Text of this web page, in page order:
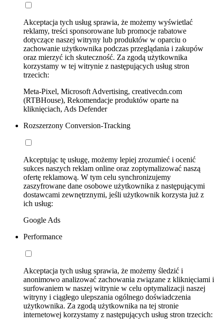
Akceptacja tych usług sprawia, że możemy wyświetlać
reklamy, treści sponsorowane lub promocje rabatowe
dotyczące naszej witryny lub produktów w oparciu o
zachowanie użytkownika podczas przeglądania i zakupów
oraz mierzyć ich skuteczność. Za zgodą użytkownika
korzystamy w tej witrynie z następujących usług stron
trzecich:
Meta-Pixel, Microsoft Advertising, creativecdn.com
(RTBHouse), Rekomendacje produktów oparte na
kliknięciach, Ads Defender
Rozszerzony Conversion-Tracking
Akceptując tę usługę, możemy lepiej zrozumieć i ocenić
sukces naszych reklam online oraz zoptymalizować naszą
ofertę reklamową. W tym celu synchronizujemy
zaszyfrowane dane osobowe użytkownika z następującymi
dostawcami zewnętrznymi, jeśli użytkownik korzysta już z
ich usług:
Google Ads
Performance
Akceptacja tych usług sprawia, że możemy śledzić i
anonimowo analizować zachowania związane z kliknięciami i
surfowaniem w naszej witrynie w celu optymalizacji naszej
witryny i ciągłego ulepszania ogólnego doświadczenia
użytkownika. Za zgodą użytkownika na tej stronie
internetowej korzystamy z następujących usług stron trzecich: